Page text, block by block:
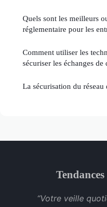
Quels sont les meilleurs
réglementaire pour les
Comment utiliser les
sécuriser les échanges de
La sécurisation du
“Votre veille